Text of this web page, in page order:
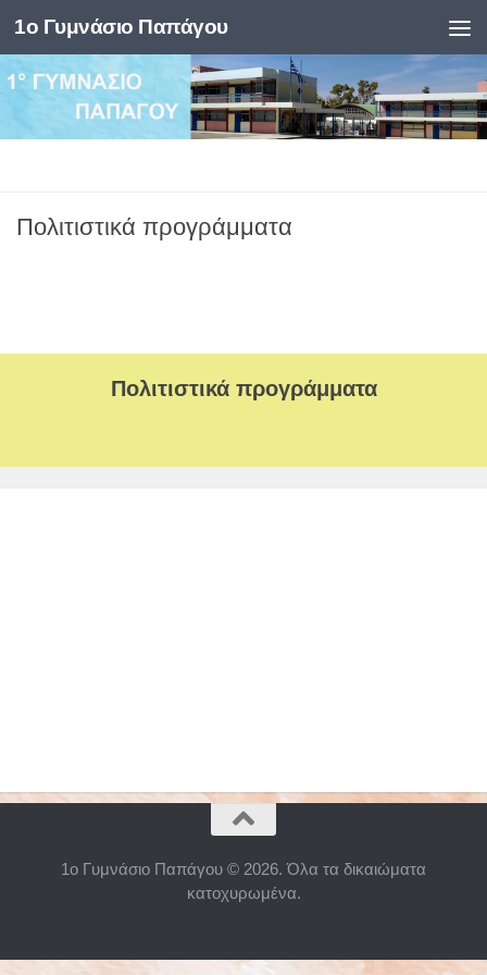
Skip to content
1ο Γυμνάσιο Παπάγου
Πολιτιστικά προγράμματα
Πολιτιστικά προγράμματα
1ο Γυμνάσιο Παπάγου © 2026. Όλα τα δικαιώματα
κατοχυρωμένα.